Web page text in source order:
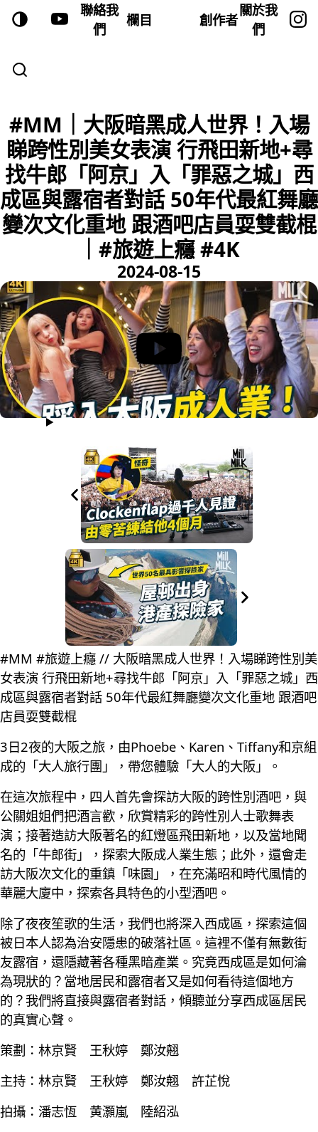
聯絡我
們
欄目 創作者
關於我
們
#MM｜大阪暗黑成人世界！入場
睇跨性別美女表演 行飛田新地+尋
找牛郎「阿京」入「罪惡之城」西
成區與露宿者對話 50年代最紅舞廳
變次文化重地 跟酒吧店員耍雙截棍
｜#旅遊上癮 #4K
2024-08-15
#MM #旅遊上癮 // 大阪暗黑成人世界！入場睇跨性別美
女表演 行飛田新地+尋找牛郎「阿京」入「罪惡之城」西
成區與露宿者對話 50年代最紅舞廳變次文化重地 跟酒吧
店員耍雙截棍
3日2夜的大阪之旅，由Phoebe、Karen、Tiffany和京組
成的「大人旅行團」，帶您體驗「大人的大阪」。
在這次旅程中，四人首先會探訪大阪的跨性別酒吧，與
公關姐姐們把酒言歡，欣賞精彩的跨性別人士歌舞表
演；接著造訪大阪著名的紅燈區飛田新地，以及當地聞
名的「牛郎街」，探索大阪成人業生態；此外，還會走
訪大阪次文化的重鎮「味園」，在充滿昭和時代風情的
華麗大廈中，探索各具特色的小型酒吧。
除了夜夜笙歌的生活，我們也將深入西成區，探索這個
被日本人認為治安隱患的破落社區。這裡不僅有無數街
友露宿，還隱藏著各種黑暗產業。究竟西成區是如何淪
為現狀的？當地居民和露宿者又是如何看待這個地方
的？我們將直接與露宿者對話，傾聽並分享西成區居民
的真實心聲。
策劃：林京賢 王秋婷 鄭汝翹
主持：林京賢 王秋婷 鄭汝翹 許芷悅
拍攝：潘志恆 黄灝嵐 陸紹泓